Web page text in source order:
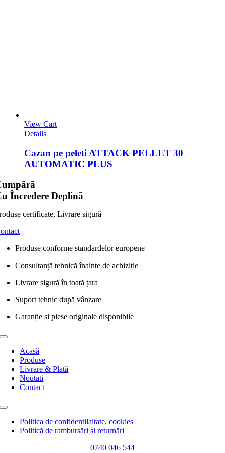
View Cart
Details
Cazan pe peleti ATTACK PELLET 30
AUTOMATIC PLUS
Încredere Deplină
certificate, Livrare sigură
Produse conforme standardelor europene
Consultanță tehnică înainte de achiziție
Livrare sigură în toată țara
Suport tehnic după vânzare
Garanție și piese originale disponibile
Toggle
NavigationAcasă
Produse
Livrare & Plată
Noutati
Contact
Toggle
NavigationPolitica de confidentilaitate, cookies
Politică de rambursări și returnări
0740 046 544